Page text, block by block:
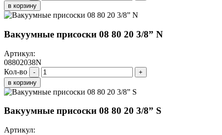
в корзину
Вакуумные присоски 08 80 20 3/8” N
Артикул:
08802038N
Кол-во
-
+
в корзину
Вакуумные присоски 08 80 20 3/8” S
Артикул: